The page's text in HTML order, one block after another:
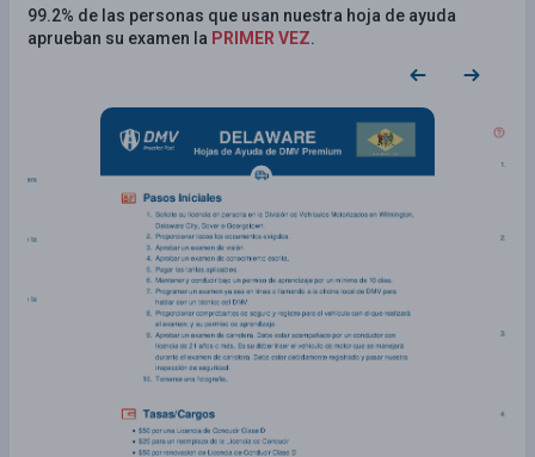
99.2% de las personas que usan nuestra hoja de ayuda
aprueban su examen la PRIMER VEZ.